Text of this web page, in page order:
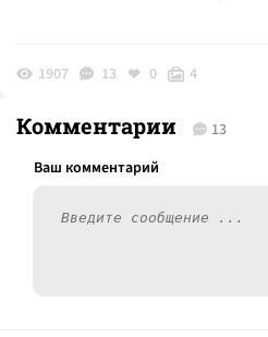
1907 13 0 4
Комментарии 13